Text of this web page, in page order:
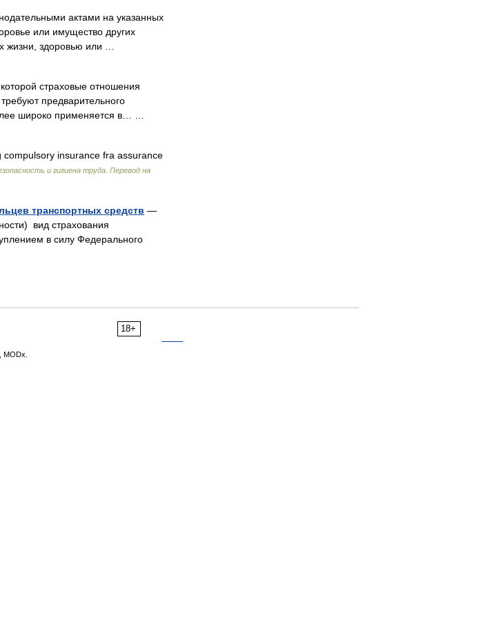
актами на указанных
или имущество других
жизни, здоровью или …
страховые отношения
предварительного
широко применяется в… …
insurance fra assurance
и гигиена труда. Перевод на
транспортных средств —
вид страхования
в силу Федерального
18+
MODx.